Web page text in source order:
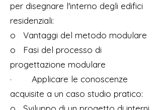
per disegnare l'interno degli edifici
residenziali:
o Vantaggi del metodo modulare
o Fasi del processo di
progettazione modulare
· Applicare le conoscenze
acquisite a un caso studio pratico: